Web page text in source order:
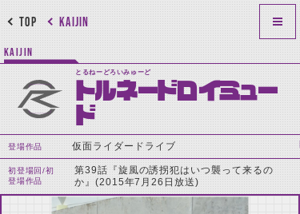
KAIJIN
TOP
KAIJIN
とるねーどろいみゅーど
トルネードロイミュー
ド
登場作品 仮面ライダードライブ
初登場回/初
登場作品
第39話『旋風の誘拐犯はいつ襲って来るの
か』(2015年7月26日放送)